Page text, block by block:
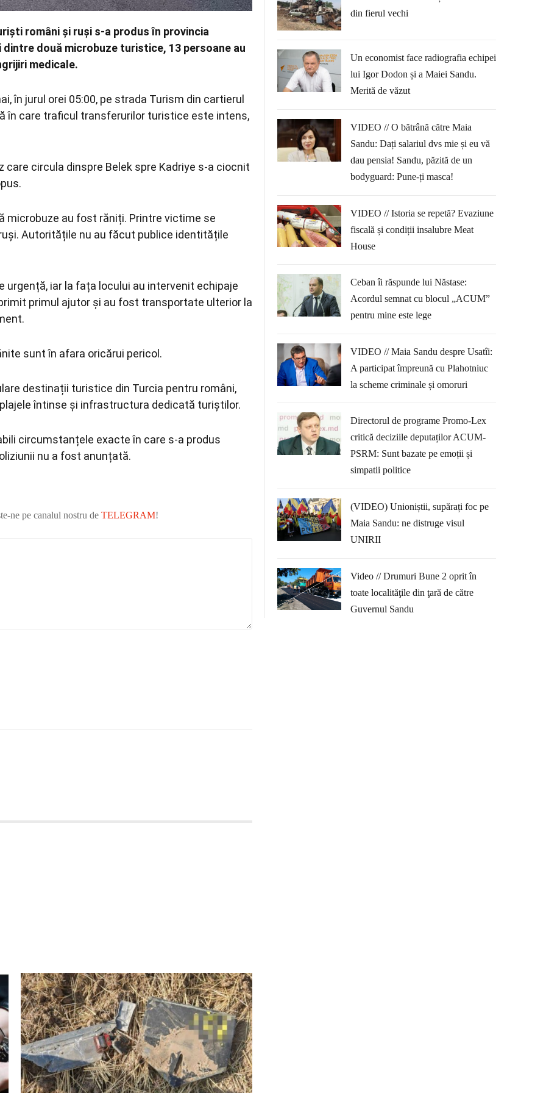
români și ruși s-a produs în provincia
dintre două microbuze turistice, 13 persoane au
medicale.
în jurul orei 05:00, pe strada Turism din cartierul
în care traficul transferurilor turistice este intens,
circula dinspre Belek spre Kadriye s-a ciocnit
microbuze au fost răniți. Printre victime se
Autoritățile nu au făcut publice identitățile
iar la fața locului au intervenit echipaje
primul ajutor și au fost transportate ulterior la
sunt în afara oricărui pericol.
destinații turistice din Turcia pentru români,
întinse și infrastructura dedicată turiștilor.
circumstanțele exacte în care s-a produs
nu a fost anunțată.
ne pe canalul nostru de TELEGRAM!
din fierul vechi
Un economist face radiografia echipei
lui Igor Dodon și a Maiei Sandu.
Merită de văzut
VIDEO // O bătrână către Maia
Sandu: Dați salariul dvs mie și eu vă
dau pensia! Sandu, păzită de un
bodyguard: Pune-ți masca!
VIDEO // Istoria se repetă? Evaziune
fiscală și condiții insalubre Meat
House
Ceban îi răspunde lui Năstase:
Acordul semnat cu blocul „ACUM”
pentru mine este lege
VIDEO // Maia Sandu despre Usatîi:
A participat împreună cu Plahotniuc
la scheme criminale și omoruri
Directorul de programe Promo-Lex
critică deciziile deputaților ACUM-
PSRM: Sunt bazate pe emoții și
simpatii politice
(VIDEO) Unioniștii, supărați foc pe
Maia Sandu: ne distruge visul
UNIRII
Video // Drumuri Bune 2 oprit în
toate localităţile din ţară de către
Guvernul Sandu